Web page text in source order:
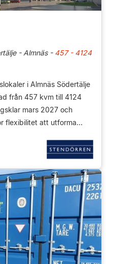
- Almnäs -457 - 4124
i Almnäs Södertälje
från 457 kvm till 4124
mars 2027 och
flexibilitet att utforma...